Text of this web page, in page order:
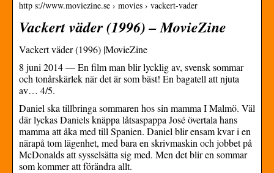
http s://www.moviezine.se › movies › vackert-vader
Vackert väder (1996) – MovieZine
Vackert väder (1996) |MovieZine
8 juni 2014 — En film man blir lycklig av, svensk sommar
och tonårskärlek när det är som bäst! En bagatell att njuta
av… 4/5.
Daniel ska tillbringa sommaren hos sin mamma I Malmö. Väl
där lyckas Daniels knäppa låtsaspappa José övertala hans
mamma att åka med till Spanien. Daniel blir ensam kvar i en
närapå tom lägenhet, med bara en skrivmaskin och jobbet på
McDonalds att sysselsätta sig med. Men det blir en sommar
som kommer att förändra allt.